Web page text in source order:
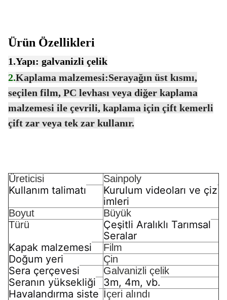
Ürün Özellikleri
1.Yapı: galvanizli çelik
2.Kaplama malzemesi:Serayağın üst kısmı,
seçilen film, PC levhası veya diğer kaplama
malzemesi ile çevrili, kaplama için çift kemerli
çift zar veya tek zar kullanır.
Üreticisi Sainpoly
Kullanım talimatı
Kurulum videoları ve çiz
imleri
Boyut
Büyük
Türü
Çeşitli Aralıklı Tarımsal
Seralar
Kapak malzemesi
Film
Doğum yeri Çin
Sera çerçevesi Galvanizli çelik
Seranın yüksekliği
3m, 4m, vb.
Havalandırma siste İçeri alındı